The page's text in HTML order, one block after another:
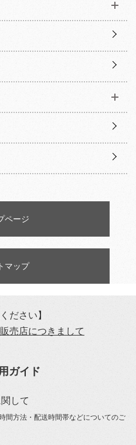
ページ
マップ
ださい】
売店につきまして
ガイド
して
間方法・配送時間帯などについてのご